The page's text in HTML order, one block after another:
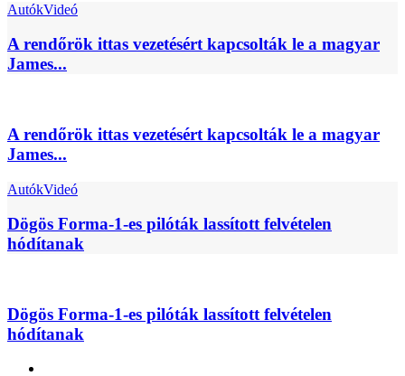
AutókVideó
A rendőrök ittas vezetésért kapcsolták le a magyar
James...
A rendőrök ittas vezetésért kapcsolták le a magyar
James...
AutókVideó
Dögös Forma-1-es pilóták lassított felvételen
hódítanak
Dögös Forma-1-es pilóták lassított felvételen
hódítanak